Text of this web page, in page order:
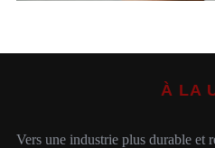
À LA
Vers une industrie plus durable et
c
r